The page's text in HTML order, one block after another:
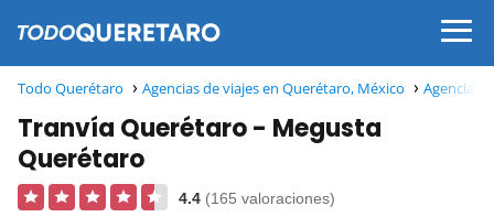
Todo Querétaro Agencias de viajes en Querétaro, México Agencias
Tranvía Querétaro - Megusta
Querétaro
4.4 (165 valoraciones)